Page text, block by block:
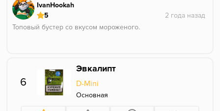
IvanHookah
5
Топовый бустер со вкусом мороженого.
6
Эвкалипт
D-Mini
Основная